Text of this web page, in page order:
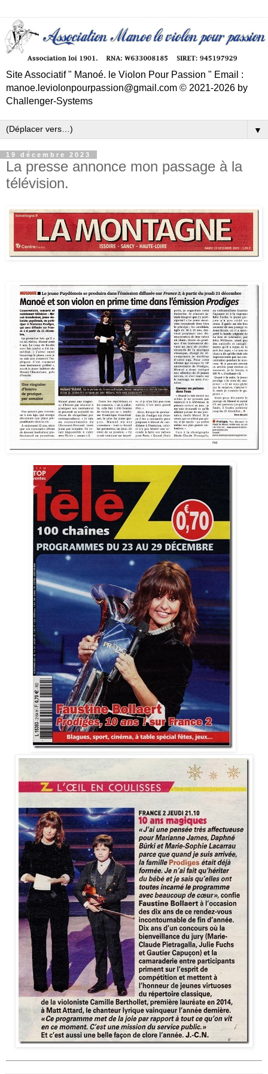
Site Associatif " Manoé. le Violon Pour Passion " Email :
manoe.leviolonpourpassion@gmail.com © 2021-2026 by
Challenger-Systems
▼
19 décembre 2023
La presse annonce mon passage à la
télévision.